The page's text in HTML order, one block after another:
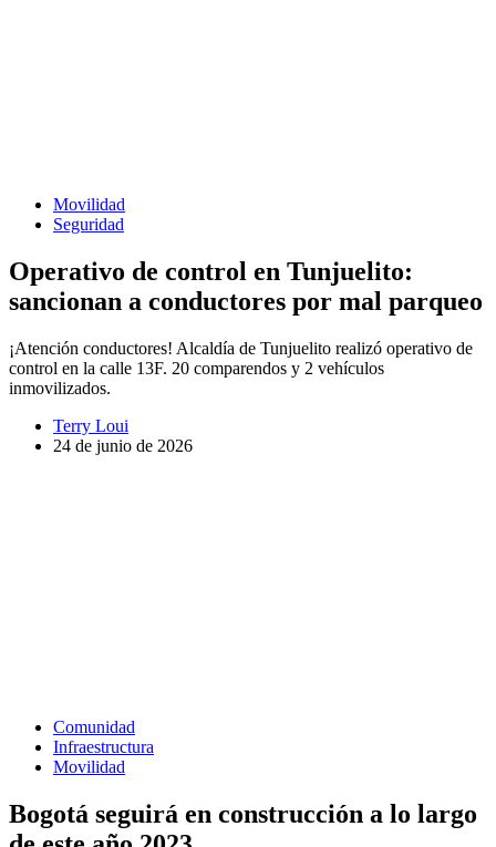
Movilidad
Seguridad
Operativo de control en Tunjuelito:
sancionan a conductores por mal parqueo
¡Atención conductores! Alcaldía de Tunjuelito realizó operativo de
control en la calle 13F. 20 comparendos y 2 vehículos
inmovilizados.
Terry Loui
24 de junio de 2026
Comunidad
Infraestructura
Movilidad
Bogotá seguirá en construcción a lo largo